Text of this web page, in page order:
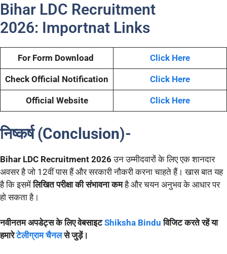
Bihar LDC Recruitment
2026: Importnat Links
For Form Download Click Here
Check Official Notification Click Here
Official Website Click Here
निष्कर्ष (Conclusion)-
Bihar LDC Recruitment 2026उन उम्मीदवारों के लिए एक शानदार
अवसर है जो 12वीं पास हैं और सरकारी नौकरी करना चाहते हैं। खास बात यह
है कि इसमेंलिखित परीक्षा की संभावना कमहै और चयन अनुभव के आधार पर
हो सकता है।
नवीनतम अपडेट्स के लिए वेबसाइटShiksha Bindu विजिट करते रहें या
हमारेटेलीग्राम चैनल से जुड़ें।